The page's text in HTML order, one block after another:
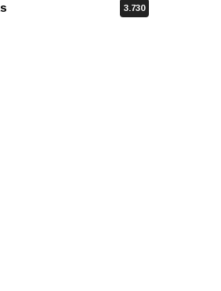
3.730